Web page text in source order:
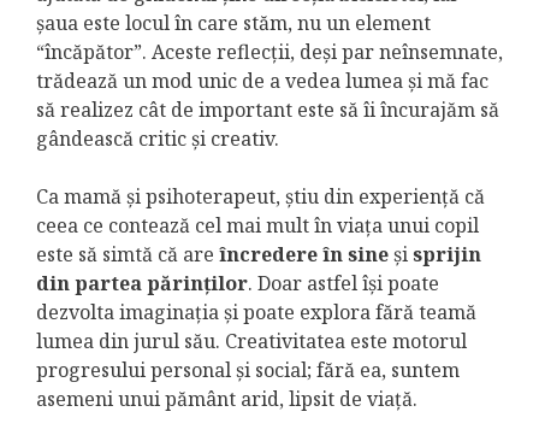
șaua este locul în care stăm, nu un element
“încăpător”. Aceste reflecții, deși par neînsemnate,
trădează un mod unic de a vedea lumea și mă fac
să realizez cât de important este să îi încurajăm să
gândească critic și creativ.
Ca mamă și psihoterapeut, știu din experiență că
ceea ce contează cel mai mult în viața unui copil
este să simtă că are încredere în sineșisprijin
din partea părinților. Doar astfel își poate
dezvolta imaginația și poate explora fără teamă
lumea din jurul său. Creativitatea este motorul
progresului personal și social; fără ea, suntem
asemeni unui pământ arid, lipsit de viață.